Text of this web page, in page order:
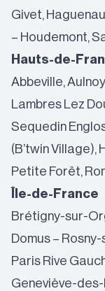
Givet,
– Houdemont,
Hauts-de-
Abbeville,
Lambres Lez
Sequedin
(B’twin Village),
Petite Forêt,
Île-de-France
Brétigny-sur-
Domus –
Paris Rive
Geneviève-des-